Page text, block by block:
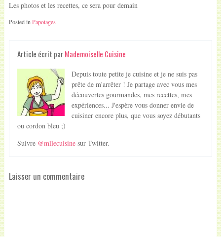
Les photos et les recettes, ce sera pour demain
Posted inPapotages
Article écrit parMademoiselle Cuisine
Depuis toute petite je cuisine et je ne suis pas
prête de m'arrêter ! Je partage avec vous mes
découvertes gourmandes, mes recettes, mes
expériences... J'espère vous donner envie de
cuisiner encore plus, que vous soyez débutants
ou cordon bleu ;)
Suivre @mllecuisine sur Twitter.
Laisser un commentaire